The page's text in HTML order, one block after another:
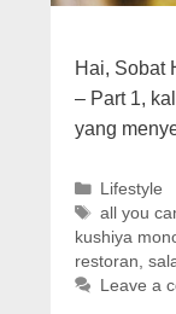
Hai, Sobat
– Part 1,
yang
Categories
Lifestyle
Tags
all you
kushiya
restoran
Leave a